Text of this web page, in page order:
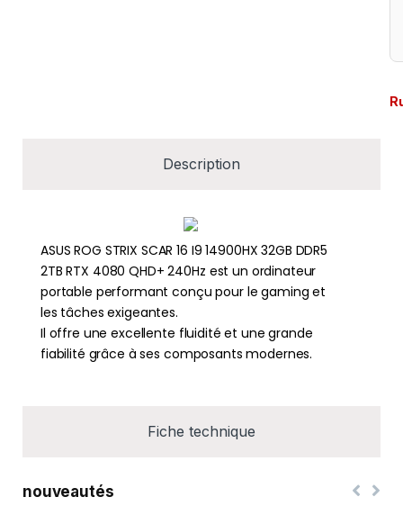
Description
Fiche technique
ASUS ROG STRIX SCAR 16 I9 14900HX 32GB DDR5
2TB RTX 4080 QHD+ 240Hz est un ordinateur
portable performant conçu pour le gaming et
les tâches exigeantes.
Il offre une excellente fluidité et une grande
fiabilité grâce à ses composants modernes.
nouveautés